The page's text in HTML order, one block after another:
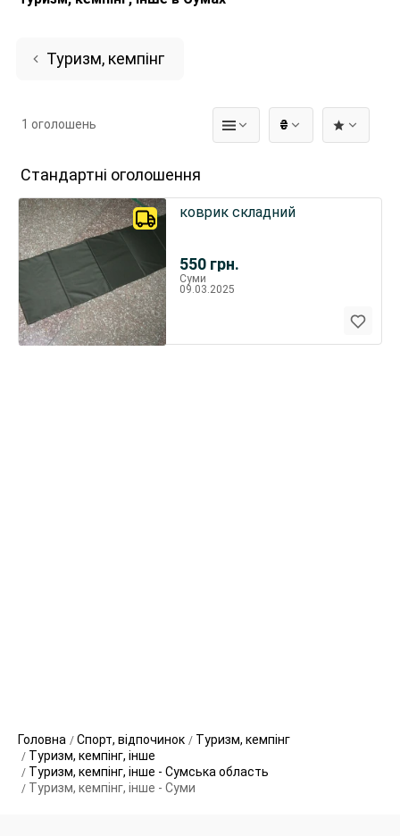
Туризм, кемпінг
₴
1 оголошень
Стандартні оголошення
550 грн.
коврик складний
Суми
09.03.2025
Головна Спорт, відпочинок
Туризм, кемпінг
Туризм, кемпінг, інше
Туризм, кемпінг, інше - Сумська область
Туризм, кемпінг, інше - Суми